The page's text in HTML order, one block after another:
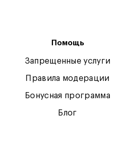
Помощь
Запрещенные услуги
Правила модерации
Бонусная программа
Блог